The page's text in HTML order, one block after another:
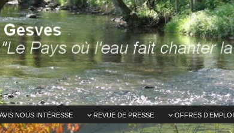
NOUS INTÉRESSE REVUE DE PRESSE OFFRES D’EMPLOI